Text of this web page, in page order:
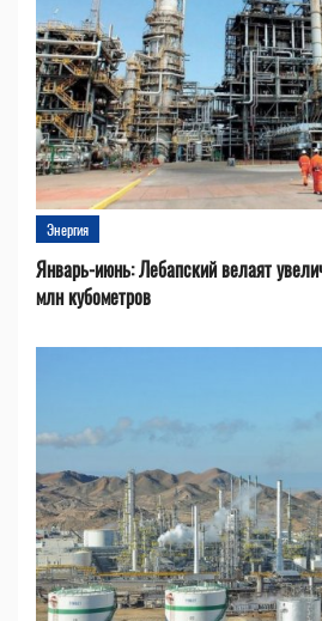
Энергия
Январь-июнь: Лебапский велаят
млн кубометров